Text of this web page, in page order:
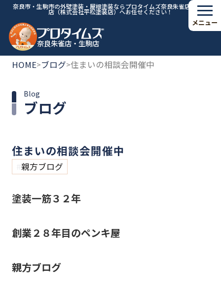
奈良市・生駒市の外壁塗装・屋根塗装ならプロタイムズ奈良朱雀店・生駒
店（株式会社平松塗装店）へお任せください！
奈良朱雀店・生駒店
メニュー
HOME>ブログ>住まいの相談会開催中
ブログ
Blog
住まいの相談会開催中
親方ブログ
塗装一筋３２年
創業２８年目のペンキ屋
親方ブログ